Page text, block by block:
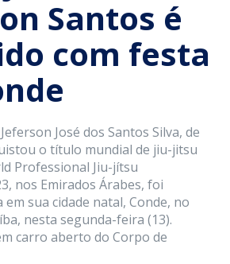
Santos é
com festa
José dos Santos Silva, de
o título mundial de jiu-jitsu
Professional Jiu-jítsu
nos Emirados Árabes, foi
sua cidade natal, Conde, no
nesta segunda-feira (13).
carro aberto do Corpo de